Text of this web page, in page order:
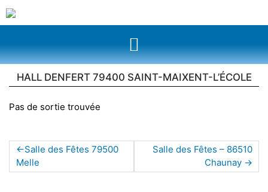
HALL DENFERT 79400 SAINT-MAIXENT-L’ÉCOLE
Pas de sortie trouvée
Salle des Fêtes 79500
Melle
Salle des Fêtes – 86510
Chaunay